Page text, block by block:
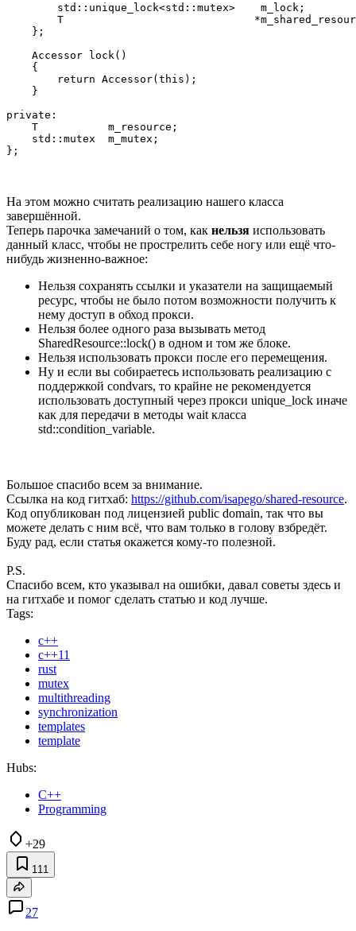
        std::unique_lock<std::mutex>    m_lock;
T
    };
    Accessor lock()
    {
        return Accessor(this);
    }
private:
    T           m_resource;
    std::mutex  m_mutex;
На этом можно считать реализацию нашего класса
завершённой.
Теперь парочка замечаний о том, как нельзя использовать
данный класс, чтобы не прострелить себе ногу или ещё что-
нибудь жизненно-важное:
Нельзя сохранять ссылки и указатели на защищаемый
ресурс, чтобы не было потом возможности получить к
нему доступ в обход прокси.
Нельзя более одного раза вызывать метод
SharedResource::lock() в одном и том же блоке.
Нельзя использовать прокси после его перемещения.
Ну и если вы собираетесь использовать реализацию с
поддержкой condvars, то крайне не рекомендуется
использовать доступный через прокси unique_lock иначе
как для передачи в методы wait класса
std::condition_variable.
Большое спасибо всем за внимание.
Ссылка на код гитхаб: https://github.com/isapego/shared-resource.
Код опубликован под лицензией public domain, так что вы
можете делать с ним всё, что вам только в голову взбредёт.
Буду рад, если статья окажется кому-то полезной.
P.S.
Спасибо всем, кто указывал на ошибки, давал советы здесь и
на гитхабе и помог сделать статью и код лучше.
Tags:
с++
c++11
rust
mutex
multithreading
synchronization
templates
template
Hubs:
C++
Programming
+29
111
27